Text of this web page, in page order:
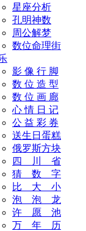
星座分析
孔明神数
周公解梦
数位命理街
影 像 行 脚
数 位 造 型
数 位 画 廊
心 情 日 记
公 益 彩 券
送生日蛋糕
俄罗斯方块
四 川 省
猜 数 字
比 大 小
泡 泡 龙
许 愿 池
万 年 历